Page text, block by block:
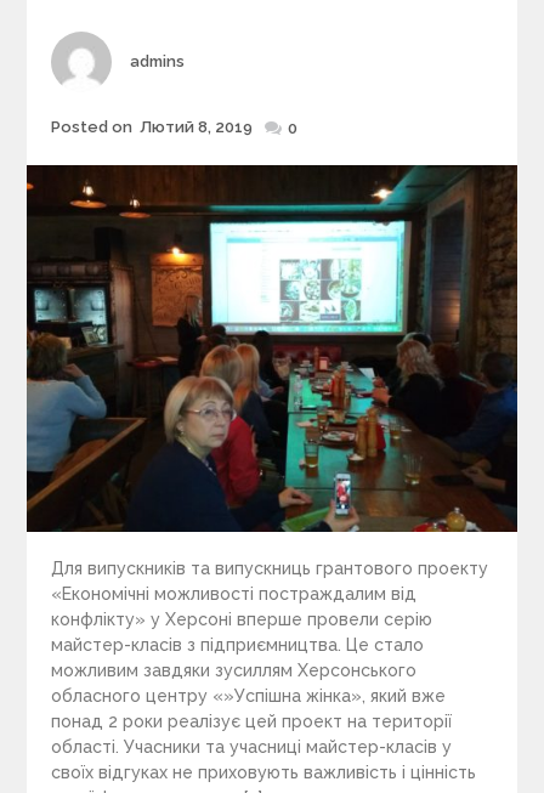
s
Author
admins
Posted
Posted on Лютий 8, 2019 0
Для випускників та випускниць грантового проекту
«Економічні можливості постраждалим від
конфлікту» у Херсоні вперше провели серію
майстер-класів з підприємництва. Це стало
можливим завдяки зусиллям Херсонського
обласного центру «»Успішна жінка», який вже
понад 2 роки реалізує цей проект на території
області. Учасники та учасниці майстер-класів у
своїх відгуках не приховують важливість і цінність